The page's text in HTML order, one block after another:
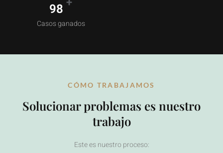
98.5%
Casos ganados
CÓMO TRABAJAMOS
Solucionar problemas es nuestro
trabajo
Este es nuestro proceso: